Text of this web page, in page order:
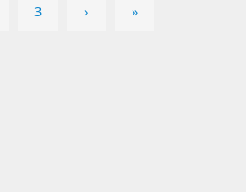
3 › »